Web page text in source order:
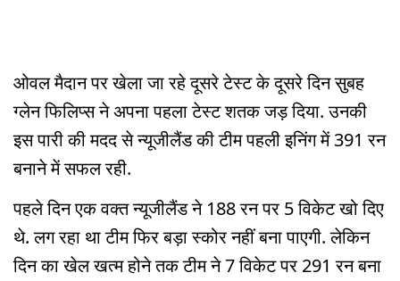
ओवल मैदान पर खेला जा रहे दूसरे टेस्ट के दूसरे दिन सुबह
ग्लेन फिलिप्स ने अपना पहला टेस्ट शतक जड़ दिया. उनकी
इस पारी की मदद से न्यूजीलैंड की टीम पहली इनिंग में 391 रन
बनाने में सफल रही.
पहले दिन एक वक्त न्यूजीलैंड ने 188 रन पर 5 विकेट खो दिए
थे. लग रहा था टीम फिर बड़ा स्कोर नहीं बना पाएगी. लेकिन
दिन का खेल खत्म होने तक टीम ने 7 विकेट पर 291 रन बना